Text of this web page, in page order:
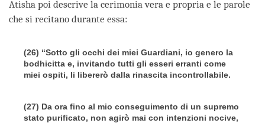
Atisha poi descrive la cerimonia vera e propria e le parole
che si recitano durante essa:
(26) “Sotto gli occhi dei miei Guardiani, io genero la
bodhicitta e, invitando tutti gli esseri erranti come
miei ospiti, li libererò dalla rinascita incontrollabile.
(27) Da ora fino al mio conseguimento di un supremo
stato purificato, non agirò mai con intenzioni nocive,